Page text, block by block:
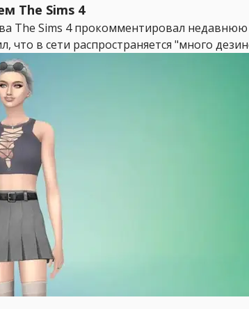
The Sims 4
The Sims 4 прокомментировал недавнюю
в сети распространяется "много